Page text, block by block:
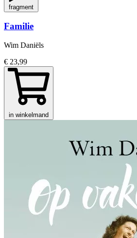
fragment
Familie
Wim Daniëls
€ 23,99
in winkelmand